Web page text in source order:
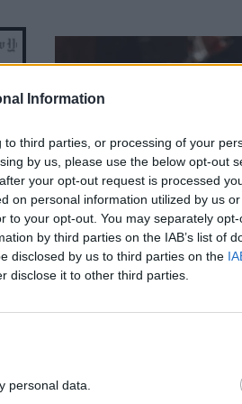
Information
third parties, or processing of your
by us, please use the below opt-out
your opt-out request is processed
on personal information utilized by us
to your opt-out. You may separately
by third parties on the IAB’s list of
disclosed by us to third parties on the
disclose it to other third parties.
personal data.
& στηρίζουν τον
Χατζιδάκι
A STORY BY KORI
ΔΑΦΝΗ ΚΑΡΑΒΟΚΥΡΗ
Nτίνα Νικολάου: «Όταν
έπαθα την πρώτη κρίση
πανικού νόμιζα πως θα
πεθάνω»